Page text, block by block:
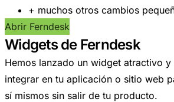
+ muchos otros cambios
Abrir Ferndesk
Widgets de Ferndesk
Hemos lanzado un widget atractivo
integrar en tu aplicación o sitio web
sí mismos sin salir de tu producto.